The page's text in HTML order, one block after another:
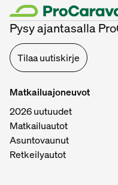
Pysy ajantasalla
Tilaa uutiskirje
Matkailuajoneuvot
2026 uutuudet
Matkailuautot
Asuntovaunut
Retkeilyautot